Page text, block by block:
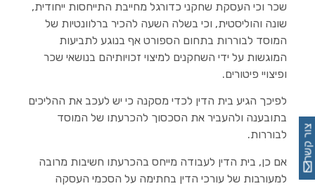
שכר וכי העסקת שחקני כדורגל מחייבת התייחסות ייחודית,
שונה והוליסטית, וכי בשלה השעה להכיר ברלוונטיות של
המוסד לבוררות בתחום הספורט אף בנוגע לתביעות
המוגשות על ידי השחקנים למיצוי זכויותיהם בנושאי שכר
ופיצויי פיטורים.
לפיכך הגיע בית הדין לכדי מסקנה כי יש לעכב את ההליכים
בתובענה ולהעביר את הסכסוך להכרעתו של המוסד
לבוררות.
אם כן, בית הדין לעבודה מייחס בהכרעתו חשיבות מרובה
למעורבות של עורכי הדין בחתימה על הסכמי העסקה
צור קשר